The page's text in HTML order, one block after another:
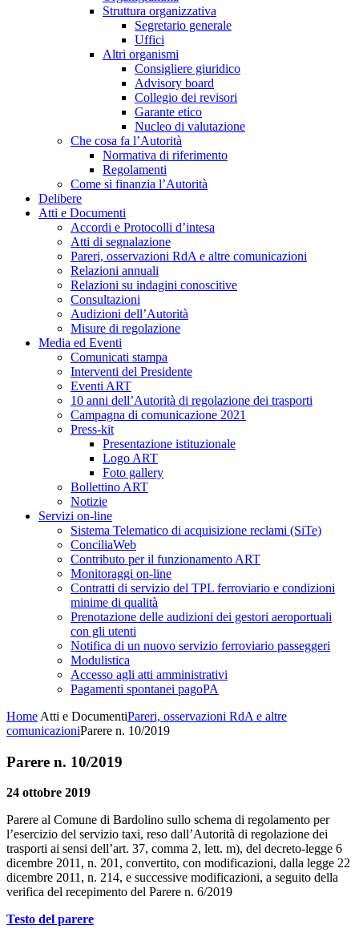
Struttura organizzativa
Segretario generale
Uffici
Altri organismi
Consigliere giuridico
Advisory board
Collegio dei revisori
Garante etico
Nucleo di valutazione
Che cosa fa l’Autorità
Normativa di riferimento
Regolamenti
Come si finanzia l’Autorità
Delibere
Atti e Documenti
Accordi e Protocolli d’intesa
Atti di segnalazione
Pareri, osservazioni RdA e altre comunicazioni
Relazioni annuali
Relazioni su indagini conoscitive
Consultazioni
Audizioni dell’Autorità
Misure di regolazione
Media ed Eventi
Comunicati stampa
Interventi del Presidente
Eventi ART
10 anni dell’Autorità di regolazione dei trasporti
Campagna di comunicazione 2021
Press-kit
Presentazione istituzionale
Logo ART
Foto gallery
Bollettino ART
Notizie
Servizi on-line
Sistema Telematico di acquisizione reclami (SiTe)
ConciliaWeb
Contributo per il funzionamento ART
Monitoraggi on-line
Contratti di servizio del TPL ferroviario e condizioni
minime di qualità
Prenotazione delle audizioni dei gestori aeroportuali
con gli utenti
Notifica di un nuovo servizio ferroviario passeggeri
Modulistica
Accesso agli atti amministrativi
Pagamenti spontanei pagoPA
Home Atti e DocumentiPareri, osservazioni RdA e altre
comunicazioniParere n. 10/2019
Parere n. 10/2019
24 ottobre 2019
Parere al Comune di Bardolino sullo schema di regolamento per
l’esercizio del servizio taxi, reso dall’Autorità di regolazione dei
trasporti ai sensi dell’art. 37, comma 2, lett. m), del decreto-legge 6
dicembre 2011, n. 201, convertito, con modificazioni, dalla legge 22
dicembre 2011, n. 214, e successive modificazioni, a seguito della
verifica del recepimento del Parere n. 6/2019
Testo del parere